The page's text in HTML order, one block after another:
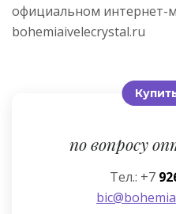
официальном интернет-
bohemiaivelecrystal.ru
по вопросу
Тел.: +7